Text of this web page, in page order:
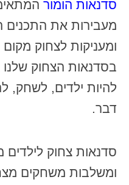
סדנאות הומור
מעבירות את התכנים
ומעניקות לצחוק
בסדנאות הצחוק שלנו
להיות ילדים, לשחק,
דבר.
סדנאות צחוק לילדים
ומשלבות משחקים